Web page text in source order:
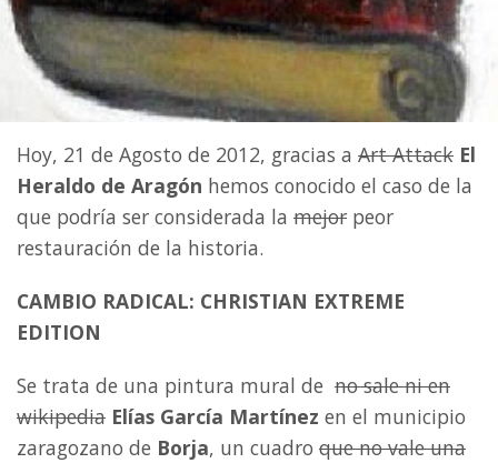
Hoy, 21 de Agosto de 2012, gracias a Art Attack El
Heraldo de Aragón hemos conocido el caso de la
que podría ser considerada la mejor peor
restauración de la historia.
CAMBIO RADICAL: CHRISTIAN EXTREME
EDITION
Se trata de una pintura mural de no sale ni en
wikipedia Elías García Martínez en el municipio
zaragozano de Borja, un cuadro que no vale una